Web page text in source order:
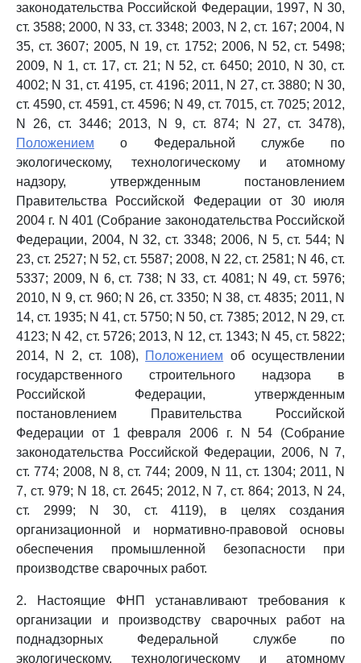
законодательства Российской Федерации, 1997, N 30,
ст. 3588; 2000, N 33, ст. 3348; 2003, N 2, ст. 167; 2004, N
35, ст. 3607; 2005, N 19, ст. 1752; 2006, N 52, ст. 5498;
2009, N 1, ст. 17, ст. 21; N 52, ст. 6450; 2010, N 30, ст.
4002; N 31, ст. 4195, ст. 4196; 2011, N 27, ст. 3880; N 30,
ст. 4590, ст. 4591, ст. 4596; N 49, ст. 7015, ст. 7025; 2012,
N 26, ст. 3446; 2013, N 9, ст. 874; N 27, ст. 3478),
Положением о Федеральной службе по
экологическому, технологическому и атомному
надзору, утвержденным постановлением
Правительства Российской Федерации от 30 июля
2004 г. N 401 (Собрание законодательства Российской
Федерации, 2004, N 32, ст. 3348; 2006, N 5, ст. 544; N
23, ст. 2527; N 52, ст. 5587; 2008, N 22, ст. 2581; N 46, ст.
5337; 2009, N 6, ст. 738; N 33, ст. 4081; N 49, ст. 5976;
2010, N 9, ст. 960; N 26, ст. 3350; N 38, ст. 4835; 2011, N
14, ст. 1935; N 41, ст. 5750; N 50, ст. 7385; 2012, N 29, ст.
4123; N 42, ст. 5726; 2013, N 12, ст. 1343; N 45, ст. 5822;
2014, N 2, ст. 108),
Положением об осуществлении
государственного строительного надзора в
Российской Федерации, утвержденным
постановлением Правительства Российской
Федерации от 1 февраля 2006 г. N 54 (Собрание
законодательства Российской Федерации, 2006, N 7,
ст. 774; 2008, N 8, ст. 744; 2009, N 11, ст. 1304; 2011, N
7, ст. 979; N 18, ст. 2645; 2012, N 7, ст. 864; 2013, N 24,
ст. 2999; N 30, ст. 4119), в целях создания
организационной и нормативно-правовой основы
обеспечения промышленной безопасности при
производстве сварочных работ.
2. Настоящие ФНП устанавливают требования к
организации и производству сварочных работ на
поднадзорных Федеральной службе по
экологическому, технологическому и атомному